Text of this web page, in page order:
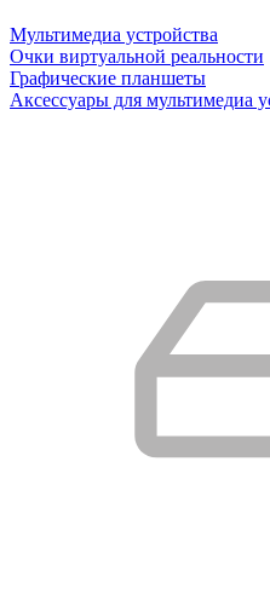
Мультимедиа устройства
Очки виртуальной реальности
Графические планшеты
Аксессуары для мультимедиа